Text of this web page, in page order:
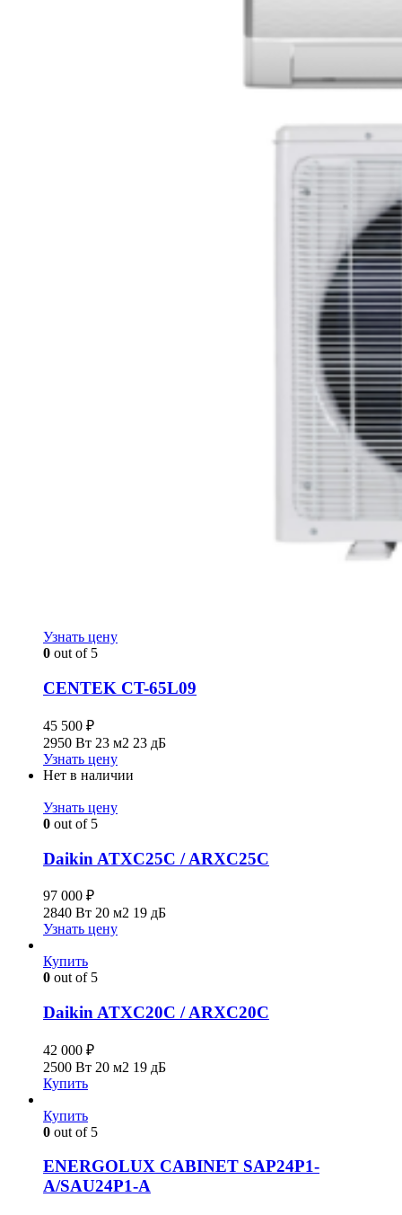
Узнать цену
0 out of 5
CENTEK CT-65L09
45 500 ₽
2950 Вт 23 м2 23 дБ
Узнать цену
Нет в наличии
Узнать цену
0 out of 5
Daikin ATXC25C / ARXC25C
97 000 ₽
2840 Вт 20 м2 19 дБ
Узнать цену
Купить
0 out of 5
Daikin ATXC20C / ARXC20C
42 000 ₽
2500 Вт 20 м2 19 дБ
Купить
Купить
0 out of 5
ENERGOLUX CABINET SAP24P1-
A/SAU24P1-A